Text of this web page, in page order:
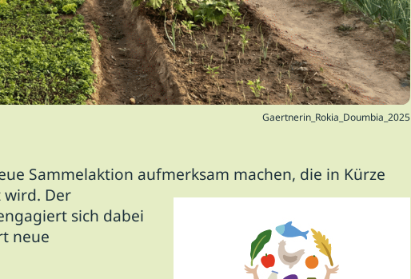
Gaertnerin_Rokia_Doumbia_2025
Sammelaktion aufmerksam machen, die in Kürze
wird. Der
sich dabei
neue